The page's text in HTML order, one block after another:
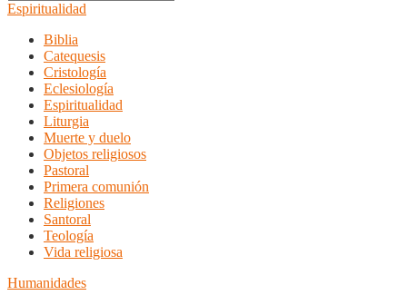
Espiritualidad
Biblia
Catequesis
Cristología
Eclesiología
Espiritualidad
Liturgia
Muerte y duelo
Objetos religiosos
Pastoral
Primera comunión
Religiones
Santoral
Teología
Vida religiosa
Humanidades